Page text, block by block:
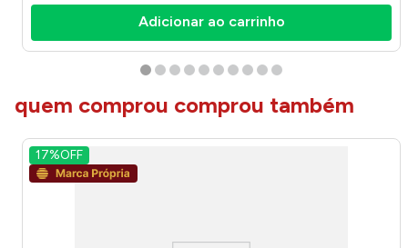
Adicionar ao carrinho
quem comprou comprou também
17%OFF